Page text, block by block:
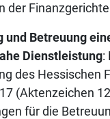
der
und Betreuung
Dienstleistung:
des Hessischen
(Aktenzeichen
für die